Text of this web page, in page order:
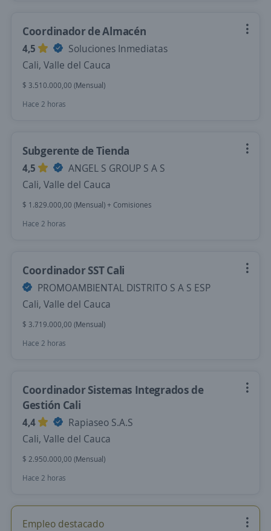
Coordinador de Almacén
4,5
Soluciones Inmediatas
Cali, Valle del Cauca
$ 3.510.000,00 (Mensual)
Hace 2 horas
Subgerente de Tienda
4,5
ANGEL S GROUP S A S
Cali, Valle del Cauca
$ 1.829.000,00 (Mensual) + Comisiones
Hace 2 horas
Coordinador SST Cali
PROMOAMBIENTAL DISTRITO S A S ESP
Cali, Valle del Cauca
$ 3.719.000,00 (Mensual)
Hace 2 horas
Coordinador Sistemas Integrados de
Gestión Cali
4,4
Rapiaseo S.A.S
Cali, Valle del Cauca
$ 2.950.000,00 (Mensual)
Hace 2 horas
Empleo destacado